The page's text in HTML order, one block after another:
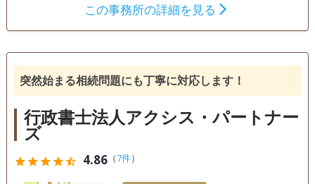
遺産分割
相続人調査
電話相談可 訪問可 土日相談可 初回相談無料
オンライン面談可 事務所面談可
この事務所の詳細を見る
突然始まる相続問題にも丁寧に対応します！
行政書士法人アクシス・パートナー
ズ
starstarstarstarstar_half 4.86（7件）